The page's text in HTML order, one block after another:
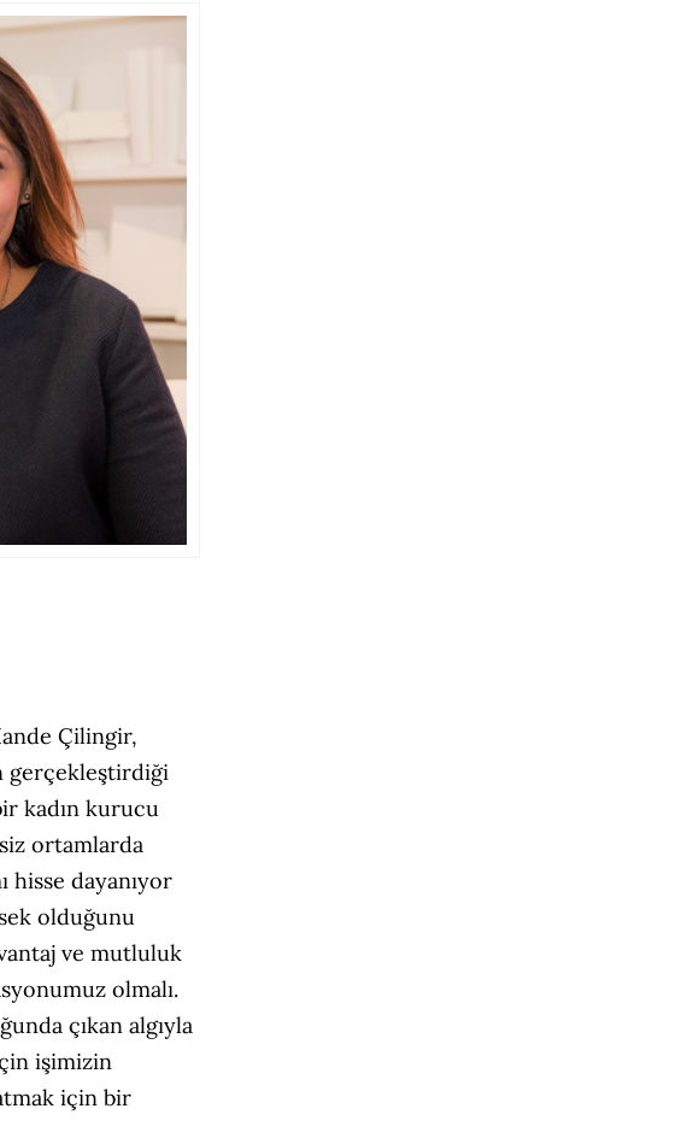
Çilingir,
gerçekleştirdiği
kadın kurucu
ortamlarda
hisse dayanıyor
olduğunu
ve mutluluk
olmalı.
çıkan algıyla
işimizin
için bir